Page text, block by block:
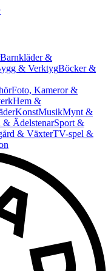
Barnkläder &
& VerktygBöcker &
Foto, Kameror &
Hem &
KonstMusikMynt &
& ÄdelstenarSport &
& VäxterTV-spel &